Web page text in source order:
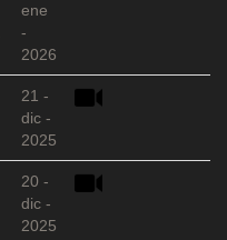
ene
-
2026
21 -
dic -
2025
20 -
dic -
2025